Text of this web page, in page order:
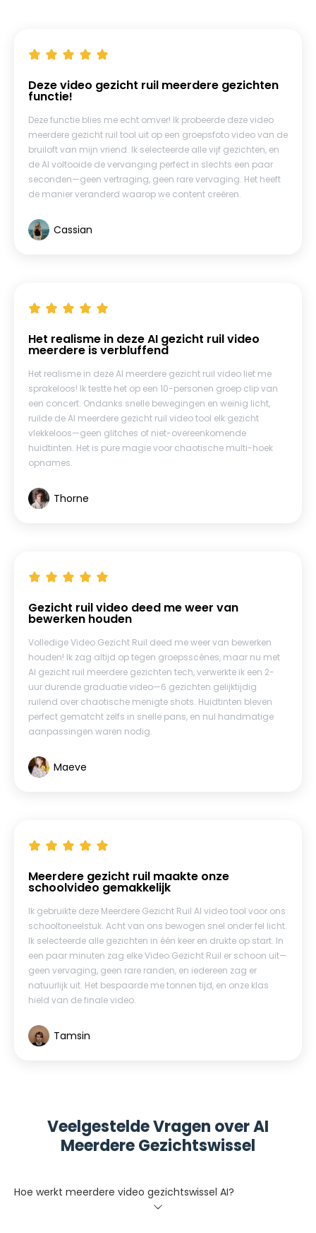
Deze video gezicht ruil meerdere gezichten
functie!
Deze functie blies me echt omver! Ik probeerde deze video
meerdere gezicht ruil tool uit op een groepsfoto video van de
bruiloft van mijn vriend. Ik selecteerde alle vijf gezichten, en
de AI voltooide de vervanging perfect in slechts een paar
seconden—geen vertraging, geen rare vervaging. Het heeft
de manier veranderd waarop we content creëren.
Cassian
Het realisme in deze AI gezicht ruil video
meerdere is verbluffend
Het realisme in deze AI meerdere gezicht ruil video liet me
sprakeloos! Ik testte het op een 10-personen groep clip van
een concert. Ondanks snelle bewegingen en weinig licht,
ruilde de AI meerdere gezicht ruil video tool elk gezicht
vlekkeloos—geen glitches of niet-overeenkomende
huidtinten. Het is pure magie voor chaotische multi-hoek
opnames.
Thorne
Gezicht ruil video deed me weer van
bewerken houden
Volledige Video Gezicht Ruil deed me weer van bewerken
houden! Ik zag altijd op tegen groepsscènes, maar nu met
AI gezicht ruil meerdere gezichten tech, verwerkte ik een 2-
uur durende graduatie video—6 gezichten gelijktijdig
ruilend over chaotische menigte shots. Huidtinten bleven
perfect gematcht zelfs in snelle pans, en nul handmatige
aanpassingen waren nodig.
Maeve
Meerdere gezicht ruil maakte onze
schoolvideo gemakkelijk
Ik gebruikte deze Meerdere Gezicht Ruil AI video tool voor ons
schooltoneelstuk. Acht van ons bewogen snel onder fel licht.
Ik selecteerde alle gezichten in één keer en drukte op start. In
een paar minuten zag elke Video Gezicht Ruil er schoon uit—
geen vervaging, geen rare randen, en iedereen zag er
natuurlijk uit. Het bespaarde me tonnen tijd, en onze klas
hield van de finale video.
Tamsin
Veelgestelde Vragen over AI
Meerdere Gezichtswissel
Hoe werkt meerdere video gezichtswissel AI?